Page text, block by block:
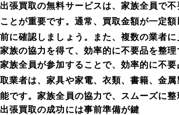
出張買取の無料サービスは、家族全員で
ことが重要です。通常、買取金額が一定
前に確認しましょう。また、複数の業者
家族の協力を得て、効率的に不要品を整理
家族全員が参加することで、効率的に不
取業者は、家具や家電、衣類、書籍、金
能です。家族全員の協力で、スムーズに整
出張買取の成功には事前準備が鍵